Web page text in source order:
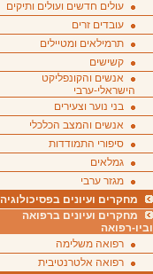
עולים חדשים ועולים ותיקים
עובדים זרים
תרמילאים ומטיילים
קשישים
אנשים והקונפליקט
הישראלי-ערבי
בני נוער וצעירים
אנשים והמצב הכלכלי
סיפורי התמודדות
גמלאים
מגזר ערבי
מחקרים ועיונים בפסיכולוגיה
מחקרים ועיונים ברפואה
וביו-רפואה
רפואה משלימה
רפואה אלטרנטיבית